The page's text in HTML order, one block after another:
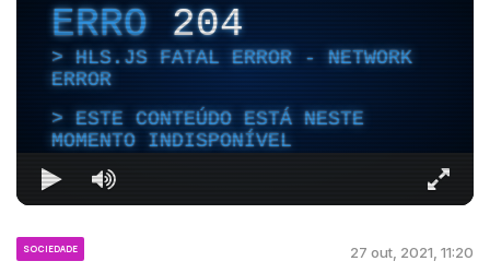
ERRO204
HLS.JS FATAL ERROR - NETWORK
ERROR
ESTE CONTEÚDO ESTÁ NESTE
MOMENTO INDISPONÍVEL
SOCIEDADE 27 out, 2021, 11:20